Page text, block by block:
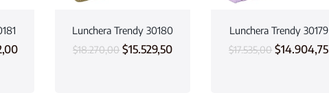
Lunchera Trendy 30180
$18.270,00 $15.529,50
Lunchera Trendy 30179
$17.535,00 $14.904,75